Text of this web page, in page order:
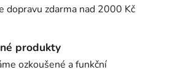
dopravu zdarma nad 2000 Kč
produkty
ozkoušené a funkční